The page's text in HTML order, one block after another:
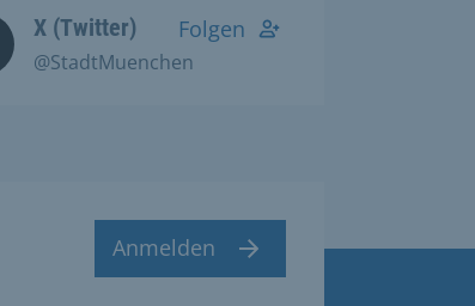
X (Twitter)
@StadtMuenchen
Folgen
Anmelden